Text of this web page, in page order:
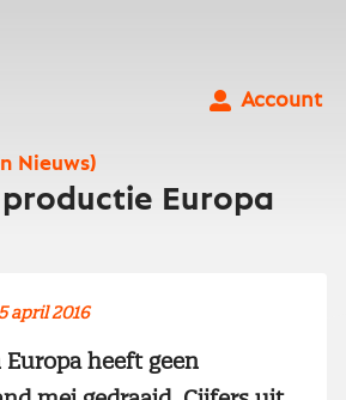
Account
Nieuws)
productie Europa
april 2016
heeft geen